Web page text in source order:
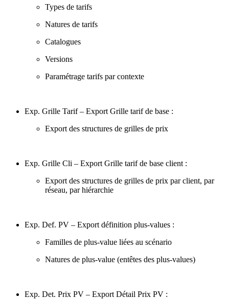
Types de tarifs
Natures de tarifs
Catalogues
Versions
Paramétrage tarifs par contexte
Exp. Grille Tarif – Export Grille tarif de base :
Export des structures de grilles de prix
Exp. Grille Cli – Export Grille tarif de base client :
Export des structures de grilles de prix par client, par
réseau, par hiérarchie
Exp. Def. PV – Export définition plus-values :
Familles de plus-value liées au scénario
Natures de plus-value (entêtes des plus-values)
Exp. Det. Prix PV – Export Détail Prix PV :